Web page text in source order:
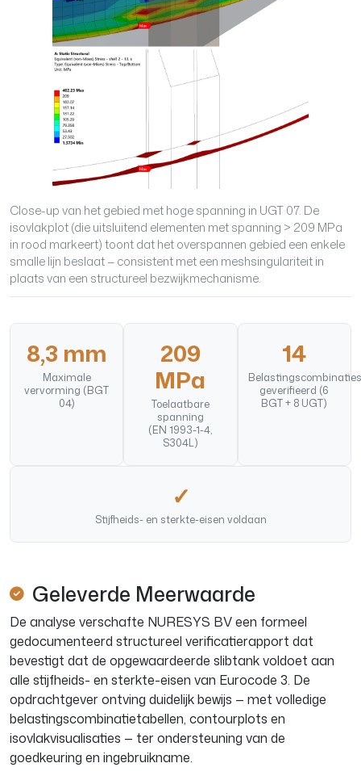
Close-up van het gebied met hoge spanning in UGT 07. De
isovlakplot (die uitsluitend elementen met spanning > 209 MPa
in rood markeert) toont dat het overspannen gebied een enkele
smalle lijn beslaat — consistent met een meshsingulariteit in
plaats van een structureel bezwijkmechanisme.
8,3 mm
Maximale
vervorming (BGT
04)
209
MPa
Toelaatbare
spanning
(EN 1993-1-4,
S304L)
14
Belastingscombinaties
geverifieerd (6
BGT + 8 UGT)
✓
Stijfheids- en sterkte-eisen voldaan
Geleverde Meerwaarde
De analyse verschafte NURESYS BV een formeel
gedocumenteerd structureel verificatierapport dat
bevestigt dat de opgewaardeerde slibtank voldoet aan
alle stijfheids- en sterkte-eisen van Eurocode 3. De
opdrachtgever ontving duidelijk bewijs — met volledige
belastingscombinatietabellen, contourplots en
isovlakvisualisaties — ter ondersteuning van de
goedkeuring en ingebruikname.